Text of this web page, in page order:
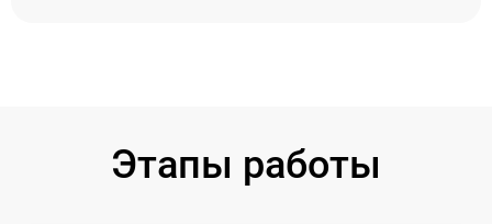
Этапы работы